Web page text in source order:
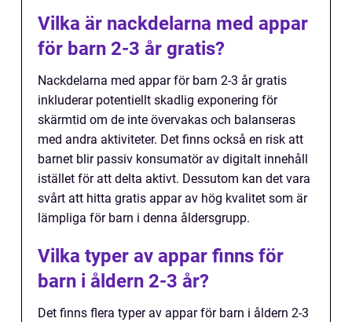
Vilka är nackdelarna med appar
för barn 2-3 år gratis?
Nackdelarna med appar för barn 2-3 år gratis
inkluderar potentiellt skadlig exponering för
skärmtid om de inte övervakas och balanseras
med andra aktiviteter. Det finns också en risk att
barnet blir passiv konsumatör av digitalt innehåll
istället för att delta aktivt. Dessutom kan det vara
svårt att hitta gratis appar av hög kvalitet som är
lämpliga för barn i denna åldersgrupp.
Vilka typer av appar finns för
barn i åldern 2-3 år?
Det finns flera typer av appar för barn i åldern 2-3